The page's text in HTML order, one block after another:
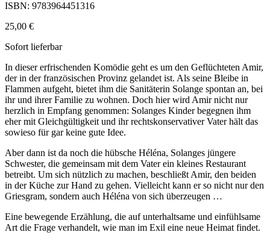
ISBN: 9783964451316
25,00 €
Sofort lieferbar
In dieser erfrischenden Komödie geht es um den Geflüchteten Amir,
der in der französischen Provinz gelandet ist. Als seine Bleibe in
Flammen aufgeht, bietet ihm die Sanitäterin Solange spontan an, bei
ihr und ihrer Familie zu wohnen. Doch hier wird Amir nicht nur
herzlich in Empfang genommen: Solanges Kinder begegnen ihm
eher mit Gleichgültigkeit und ihr rechtskonservativer Vater hält das
sowieso für gar keine gute Idee.
Aber dann ist da noch die hübsche Héléna, Solanges jüngere
Schwester, die gemeinsam mit dem Vater ein kleines Restaurant
betreibt. Um sich nützlich zu machen, beschließt Amir, den beiden
in der Küche zur Hand zu gehen. Vielleicht kann er so nicht nur den
Griesgram, sondern auch Héléna von sich überzeugen …
Eine bewegende Erzählung, die auf unterhaltsame und einfühlsame
Art die Frage verhandelt, wie man im Exil eine neue Heimat findet.